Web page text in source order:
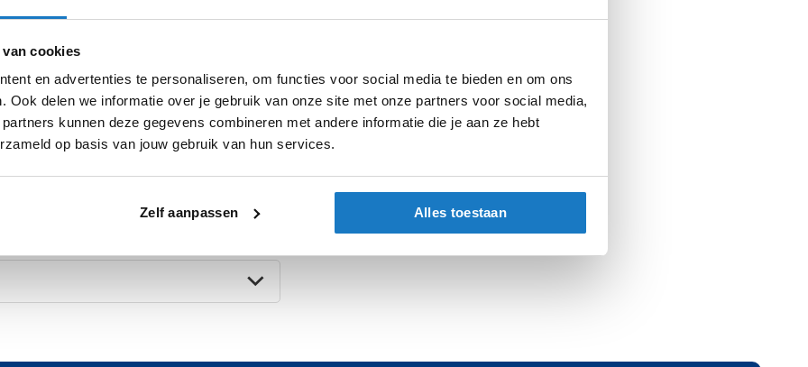
cookies
en advertenties te personaliseren, om functies voor social media te bieden en om ons
Ook delen we informatie over je gebruik van onze site met onze partners voor social media,
kunnen deze gegevens combineren met andere informatie die je aan ze hebt
op basis van jouw gebruik van hun services.
Zelf aanpassen Alles toestaan
trekt of jij wel een echte Shoei-Fan bent?
Dankzij het pet-vormige ontwerp van
verbrand je minder snel door de
dus ook niet over een ECE keuring.
Merk
Model Basecap
Kleurstelling Black/Black
Producttype